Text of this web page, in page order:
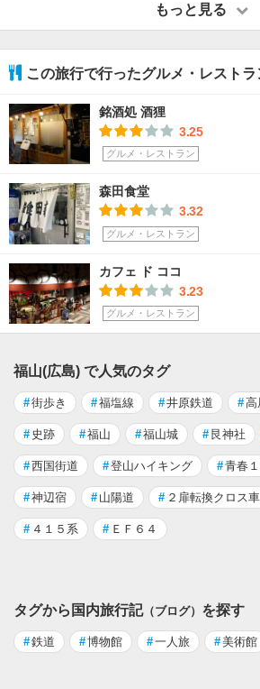
もっと見る
この旅行で行ったグルメ・レストラ
銘酒処 酒狸
3.25
グルメ・レストラン
森田食堂
3.32
グルメ・レストラン
カフェ ド ココ
3.23
グルメ・レストラン
福山(広島) で人気のタグ
#街歩き #福塩線 #井原鉄道 #高
# 史跡 #福山 #福山城 # 艮神社
#西国街道 #登山ハイキング #青春
#神辺宿 # 山陽道 # ２扉転換クロス車
# ４１５系 # ＥＦ６４
タグから国内旅行記（ブログ） を探す
#鉄道 #博物館 #一人旅 #美術館